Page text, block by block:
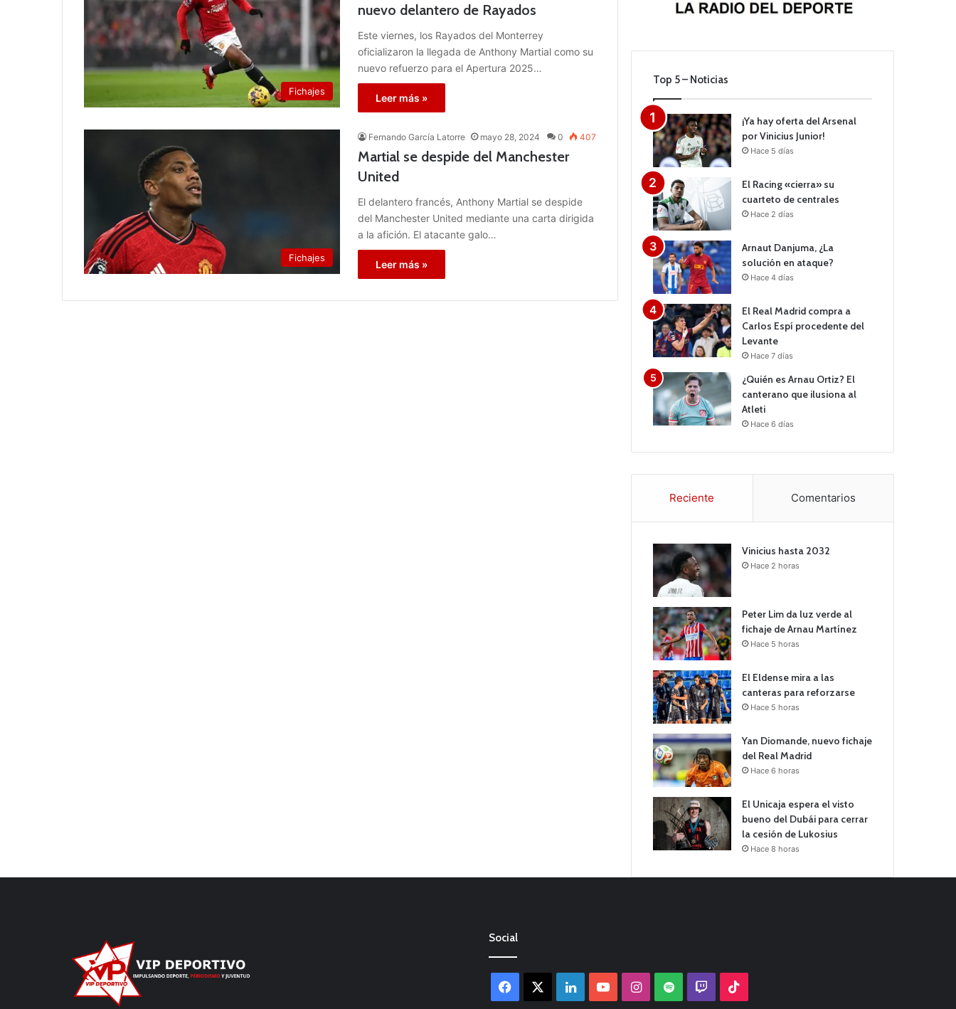
Fichajes
nuevo delantero de Rayados
Este viernes, los Rayados del Monterrey
oficializaron la llegada de Anthony Martial como su
nuevo refuerzo para el Apertura 2025…
Leer más »
Fichajes
Fernando García Latorre mayo 28, 2024 0 407
Martial se despide del Manchester
United
El delantero francés, Anthony Martial se despide
del Manchester United mediante una carta dirigida
a la afición. El atacante galo…
Leer más »
Top 5 – Noticias
¡Ya hay oferta del Arsenal
por Vinicius Junior!
Hace 5 días
El Racing «cierra» su
cuarteto de centrales
Hace 2 días
Arnaut Danjuma, ¿La
solución en ataque?
Hace 4 días
El Real Madrid compra a
Carlos Espí procedente del
Levante
Hace 7 días
¿Quién es Arnau Ortiz? El
canterano que ilusiona al
Atleti
Hace 6 días
Reciente Comentarios
Vinicius hasta 2032
Hace 2 horas
Peter Lim da luz verde al
fichaje de Arnau Martínez
Hace 5 horas
El Eldense mira a las
canteras para reforzarse
Hace 5 horas
Yan Diomande, nuevo fichaje
del Real Madrid
Hace 6 horas
El Unicaja espera el visto
bueno del Dubái para cerrar
la cesión de Lukosius
Hace 8 horas
Social
Facebook LinkedInYouTubeInstagram
Spotify Twitch